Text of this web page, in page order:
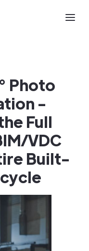
Photo
-
Full
VDC
Built-